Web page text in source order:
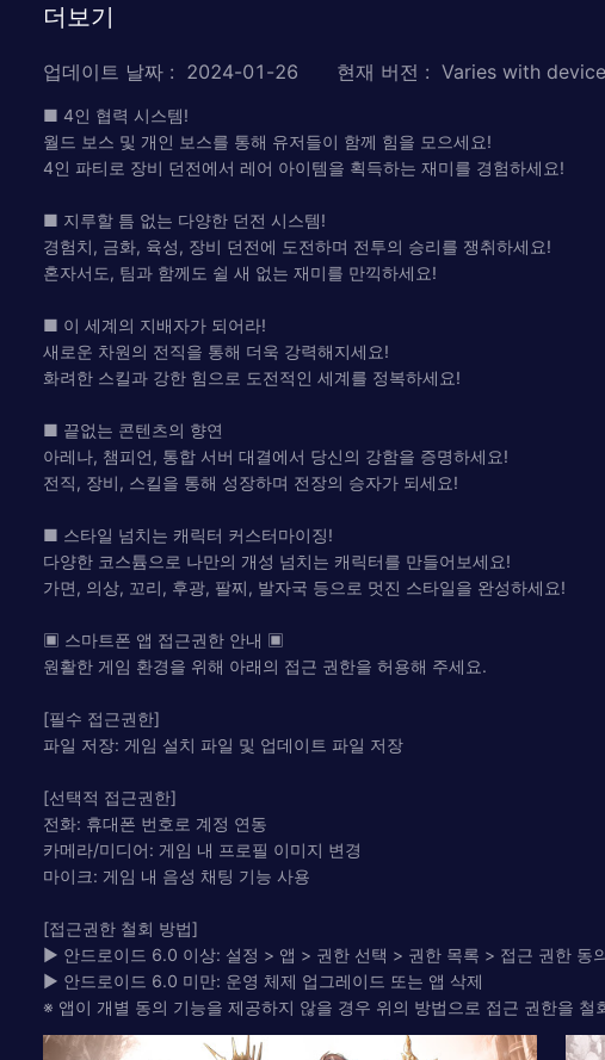
더보기
업데이트 날짜 : 2024-01-26 현재 버전 : Varies with device
■ 4인 협력 시스템!
월드 보스 및 개인 보스를 통해 유저들이 함께 힘을 모으세요!
4인 파티로 장비 던전에서 레어 아이템을 획득하는 재미를 경험하세요!
■ 지루할 틈 없는 다양한 던전 시스템!
경험치, 금화, 육성, 장비 던전에 도전하며 전투의 승리를 쟁취하세요!
혼자서도, 팀과 함께도 쉴 새 없는 재미를 만끽하세요!
■ 이 세계의 지배자가 되어라!
새로운 차원의 전직을 통해 더욱 강력해지세요!
화려한 스킬과 강한 힘으로 도전적인 세계를 정복하세요!
■ 끝없는 콘텐츠의 향연
아레나, 챔피언, 통합 서버 대결에서 당신의 강함을 증명하세요!
전직, 장비, 스킬을 통해 성장하며 전장의 승자가 되세요!
■ 스타일 넘치는 캐릭터 커스터마이징!
다양한 코스튬으로 나만의 개성 넘치는 캐릭터를 만들어보세요!
가면, 의상, 꼬리, 후광, 팔찌, 발자국 등으로 멋진 스타일을 완성하세요!
▣ 스마트폰 앱 접근권한 안내 ▣
원활한 게임 환경을 위해 아래의 접근 권한을 허용해 주세요.
[필수 접근권한]
파일 저장: 게임 설치 파일 및 업데이트 파일 저장
[선택적 접근권한]
전화: 휴대폰 번호로 계정 연동
카메라/미디어: 게임 내 프로필 이미지 변경
마이크: 게임 내 음성 채팅 기능 사용
[접근권한 철회 방법]
▶ 안드로이드 6.0 이상: 설정 > 앱 > 권한 선택 > 권한 목록 > 접근 권한 동
▶ 안드로이드 6.0 미만: 운영 체제 업그레이드 또는 앱 삭제
※ 앱이 개별 동의 기능을 제공하지 않을 경우 위의 방법으로 접근 권한을 철